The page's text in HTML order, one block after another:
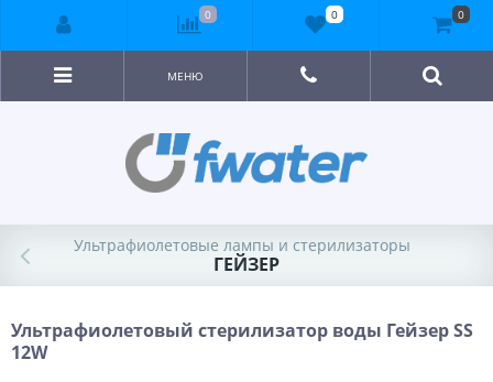
МЕНЮ
Ультрафиолетовые лампы и стерилизаторы
ГЕЙЗЕР
Ультрафиолетовый стерилизатор воды Гейзер SS
12W
0 0 0